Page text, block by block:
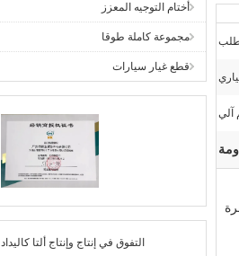
أختام التوجيه المعزز
مجموعة كاملة طوقا
قطع غيار سيارات
التفوق في إنتاج وإنتاج ألتا كاليداد
آلي